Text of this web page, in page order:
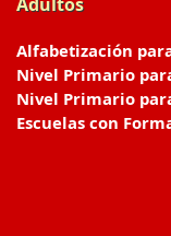
Alfabetización
Nivel Primario
Nivel Primario
Escuelas con